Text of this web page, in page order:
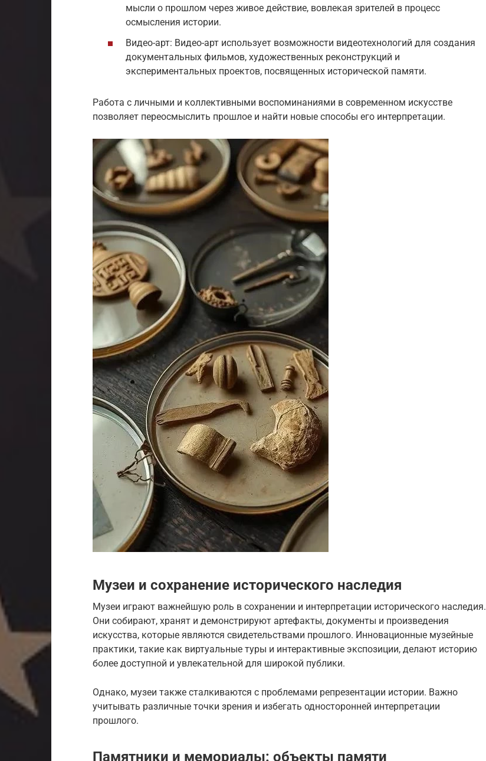
мысли о прошлом через живое действие, вовлекая зрителей в процесс
осмысления истории.
Видео-арт: Видео-арт использует возможности видеотехнологий для создания
документальных фильмов, художественных реконструкций и
экспериментальных проектов, посвященных исторической памяти.
Работа с личными и коллективными воспоминаниями в современном искусстве
позволяет переосмыслить прошлое и найти новые способы его интерпретации.
Музеи и сохранение исторического наследия
Музеи играют важнейшую роль в сохранении и интерпретации исторического наследия.
Они собирают, хранят и демонстрируют артефакты, документы и произведения
искусства, которые являются свидетельствами прошлого. Инновационные музейные
практики, такие как виртуальные туры и интерактивные экспозиции, делают историю
более доступной и увлекательной для широкой публики.
Однако, музеи также сталкиваются с проблемами репрезентации истории. Важно
учитывать различные точки зрения и избегать односторонней интерпретации
прошлого.
Памятники и мемориалы: объекты памяти